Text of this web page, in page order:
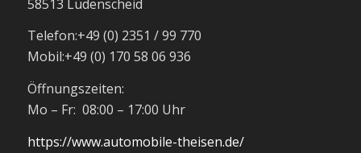
58513 Lüdenscheid
Telefon:+49 (0) 2351 / 99 770
Mobil:+49 (0) 170 58 06 936
Öffnungszeiten:
Mo – Fr: 08:00 – 17:00 Uhr
https://www.automobile-theisen.de/